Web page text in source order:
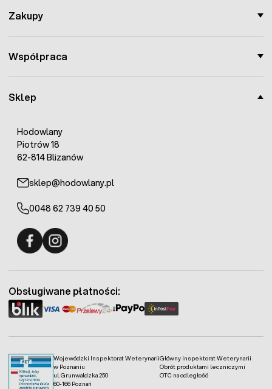
Sklep
Hodowlany
Piotrów 18
62-814 Blizanów
sklep@hodowlany.pl
0048 62 739 40 50
Zakupy
Współpraca
Wojewódzki Inspektorat Weterynarii
w Poznaniu
ul. Grunwaldzka 250
60-166 Poznań
Główny Inspektorat Weterynarii
Obrót produktami leczniczymi
OTC na odległość
Obsługiwane płatności: